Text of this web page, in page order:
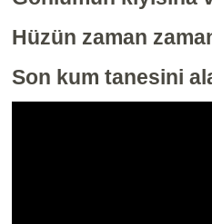
Hüzün zaman
Son kum tanesini